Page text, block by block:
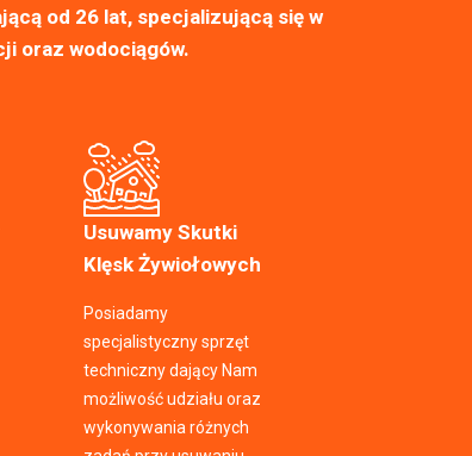
od 26 lat, specjalizującą się w
oraz wodociągów.
Usuwamy Skutki
Klęsk Żywiołowych
Posiadamy
specjalistyczny sprzęt
techniczny dający Nam
możliwość udziału oraz
wykonywania różnych